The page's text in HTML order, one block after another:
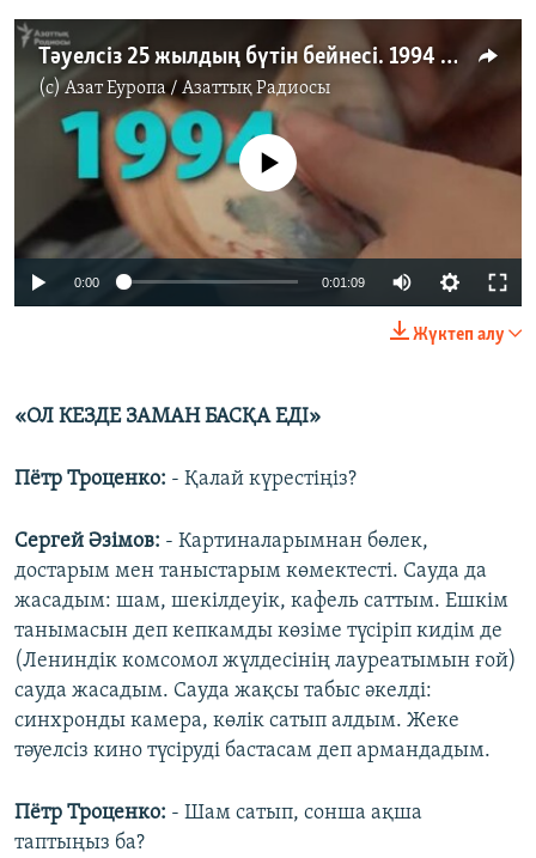
Тәуелсіз 25 жылдың бүтін бейнесі. 1994 жыл
(c)Азат Еуропа / Азаттық Радиосы
No media source currently available
0:00 0:01:09
Жүктеп алу
«ОЛ КЕЗДЕ ЗАМАН БАСҚА ЕДІ»
Пётр Троценко: - Қалай күрестіңіз?
Сергей Әзімов: - Картиналарымнан бөлек,
достарым мен таныстарым көмектесті. Сауда да
жасадым: шам, шекілдеуік, кафель саттым. Ешкім
танымасын деп кепкамды көзіме түсіріп кидім де
(Лениндік комсомол жүлдесінің лауреатымын ғой)
сауда жасадым. Сауда жақсы табыс әкелді:
синхронды камера, көлік сатып алдым. Жеке
тәуелсіз кино түсіруді бастасам деп армандадым.
Пётр Троценко: - Шам сатып, сонша ақша
таптыңыз ба?